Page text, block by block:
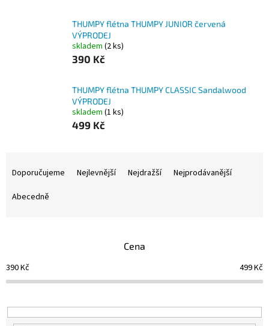
THUMPY flétna THUMPY JUNIOR červená
VÝPRODEJ
skladem (2 ks)
390 Kč
THUMPY flétna THUMPY CLASSIC Sandalwood
VÝPRODEJ
skladem (1 ks)
499 Kč
o
d
k
t
Doporučujeme Nejlevnější Nejdražší
Nejprodávanější
Abecedně
Cena
390Kč 499Kč